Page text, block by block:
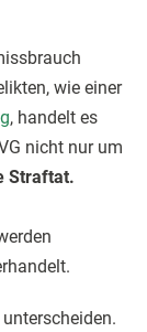
wie einer
, handelt es
nicht nur um
Straftat.